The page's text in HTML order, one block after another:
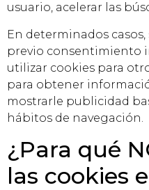
usuario, acelerar las
En determinados
previo consentimiento
utilizar cookies para
para obtener
mostrarle publicidad
hábitos de navegación.
¿Para qué
las cookies